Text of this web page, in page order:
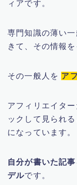
ィアです。
専門知識の薄い
きて、その情報
その一般人を ア
アフィリエイタ
ックして見られ
になっています。
自分が書いた記
デルです。